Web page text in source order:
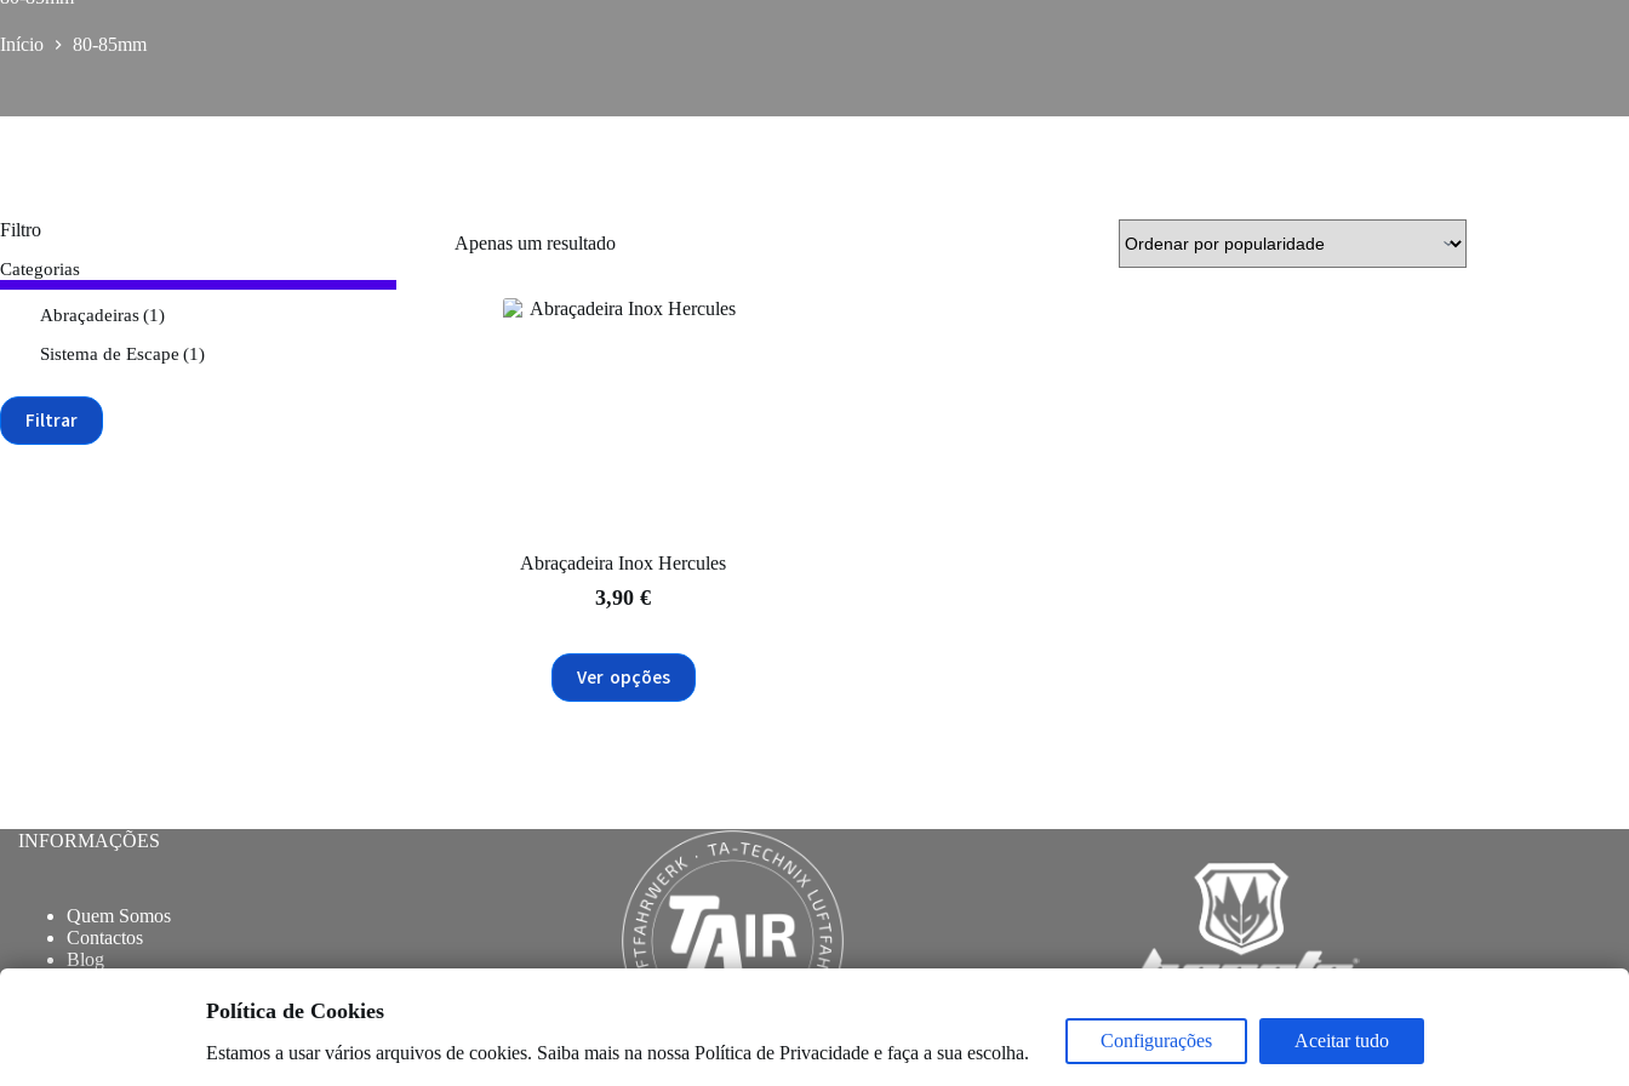
Início 80-85mm
Apenas um resultado
Abraçadeira Inox Hercules
3,90€
Ver opções
product
has
multiple
chosen
the
product
page
Filtro
Categorias
Abraçadeiras(1)
Sistema de Escape (1)
Filtrar
INFORMAÇÕES
Quem Somos
Contactos
Blog
Trocas e Devoluções
Termos e Condições
Livro de Reclamações
Política de Cookies
Estamos a usar vários arquivos de cookies. Saiba mais na nossa Política de Privacidadee faça a sua escolha.
Configurações Aceitar tudo